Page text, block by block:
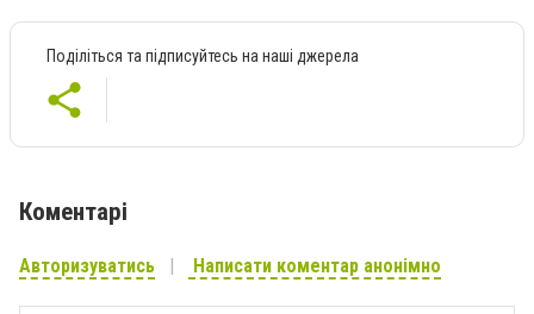
Поділіться та підписуйтесь на наші джерела
Коментарі
Авторизуватись Написати коментар анонімно